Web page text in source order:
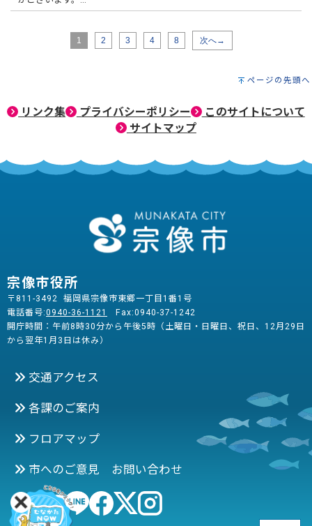
1 2 3 4 8 次へ→
ページの先頭へ
リンク集 プライバシーポリシー
このサイトについて
サイトマップ
宗像市役所
〒811-3492 福岡県宗像市東郷一丁目1番1号
電話番号:0940-36-1121
Fax:0940-37-1242
開庁時間：午前8時30分から午後5時（土曜日・日曜日、祝日、12月29日
から翌年1月3日は休み）
交通アクセス
各課のご案内
フロアマップ
市へのご意見 お問い合わせ